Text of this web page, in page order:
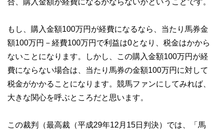
合、購入金額が経費になるかならないかということです。
もし、購入金額100万円が経費になるなら、当たり馬券金
額100万円－経費100万円で利益は0となり、税金はかから
ないことになります。しかし、この購入金額100万円が経
費にならない場合は、当たり馬券の金額100万円に対して
税金がかかることになります。競馬ファンにしてみれば、
大きな関心を呼ぶところだと思います。
この裁判（最高裁（平成29年12月15日判決）では、「馬